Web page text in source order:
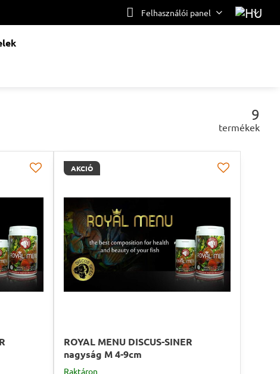
Felhasználói panel
9
termékek
AKCIÓ
ROYAL MENU DISCUS-SINER
nagyság M 4-9cm
Raktáron